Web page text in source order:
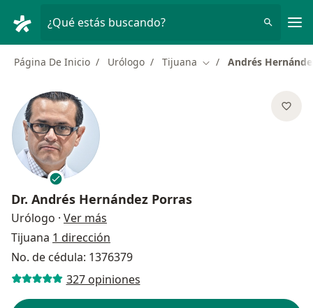
¿Qué estás buscando?
Página De Inicio Urólogo Tijuana Cambiar de ciudad
Andrés
Dr. Andrés Hernández Porras
Urólogo · Ver más
Tijuana 1 dirección
No. de cédula: 1376379
327 opiniones